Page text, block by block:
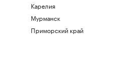
Карелия
Мурманск
Приморский край